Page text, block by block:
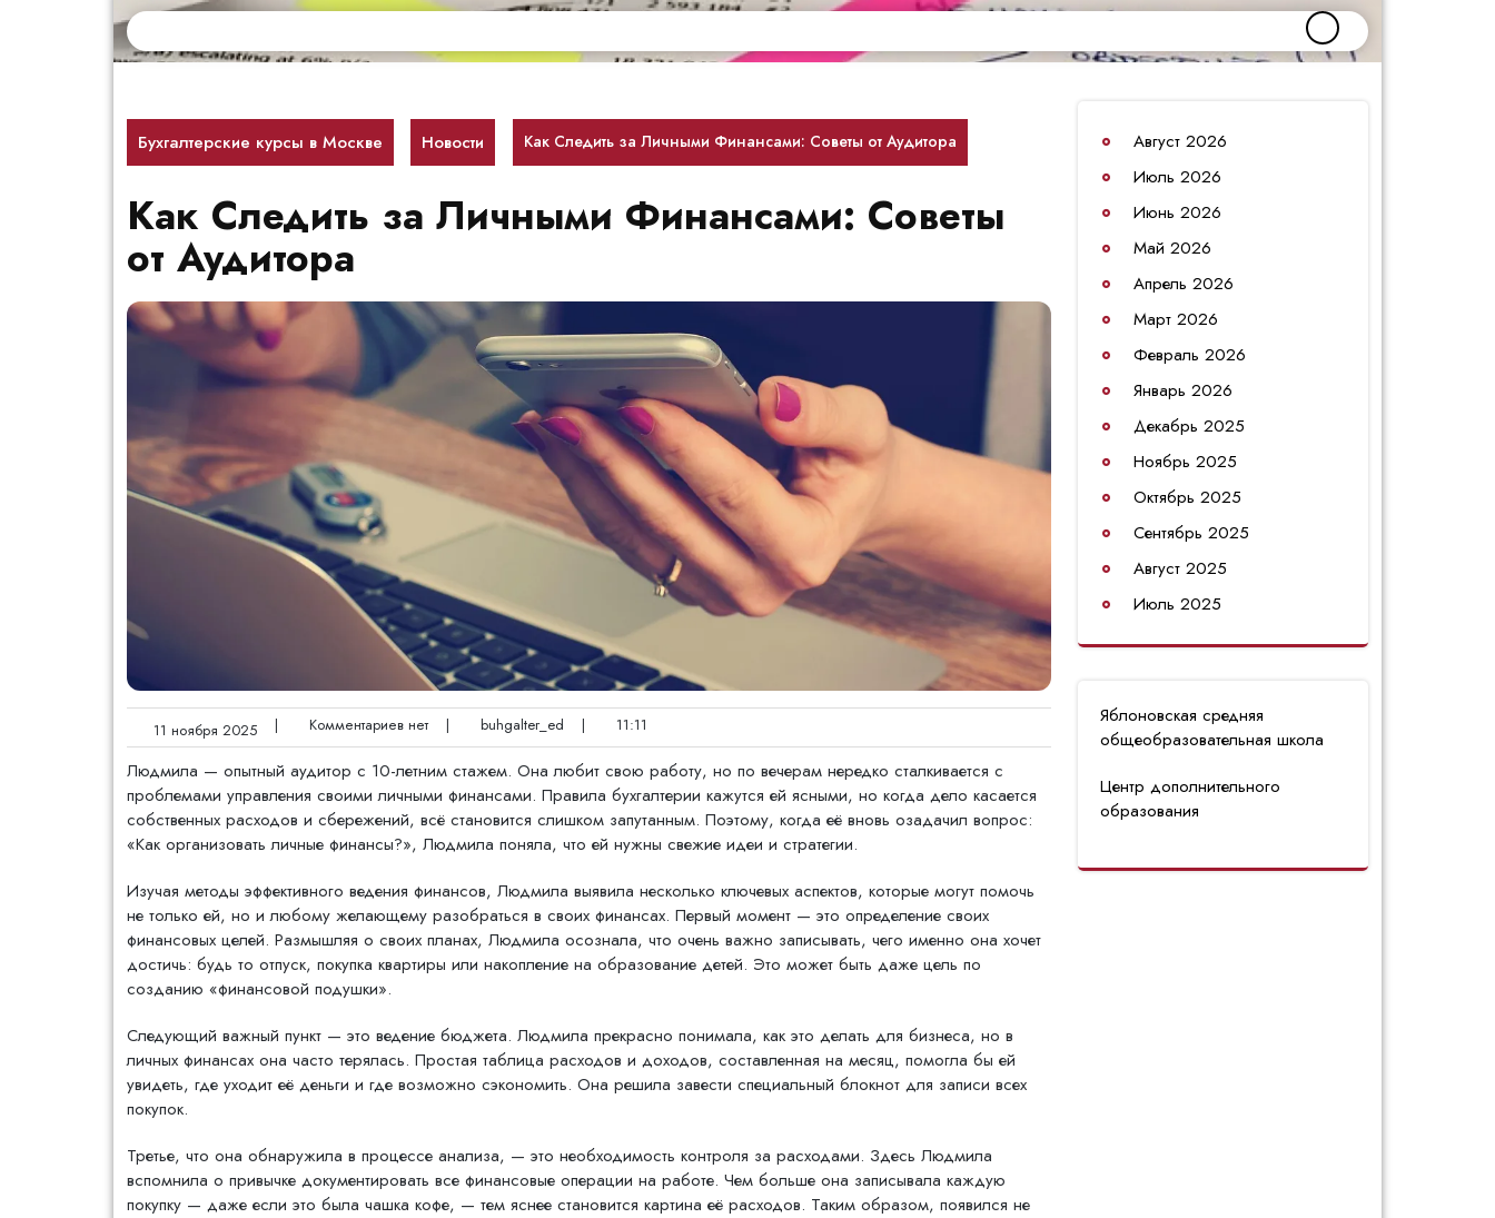
Бухгалтерские курсы в Москве Новости Как Следить за Личными Финансами: Советы от Аудитора
Как Следить за Личными Финансами: Советы
от Аудитора
11 ноября 2025 | Комментариев нет | buhgalter_ed | 11:11
Людмила — опытный аудитор с 10-летним стажем. Она любит свою работу, но по вечерам нередко сталкивается с
проблемами управления своими личными финансами. Правила бухгалтерии кажутся ей ясными, но когда дело касается
собственных расходов и сбережений, всё становится слишком запутанным. Поэтому, когда её вновь озадачил вопрос:
«Как организовать личные финансы?», Людмила поняла, что ей нужны свежие идеи и стратегии.
Изучая методы эффективного ведения финансов, Людмила выявила несколько ключевых аспектов, которые могут помочь
не только ей, но и любому желающему разобраться в своих финансах. Первый момент — это определение своих
финансовых целей. Размышляя о своих планах, Людмила осознала, что очень важно записывать, чего именно она хочет
достичь: будь то отпуск, покупка квартиры или накопление на образование детей. Это может быть даже цель по
созданию «финансовой подушки».
Следующий важный пункт — это ведение бюджета. Людмила прекрасно понимала, как это делать для бизнеса, но в
личных финансах она часто терялась. Простая таблица расходов и доходов, составленная на месяц, помогла бы ей
увидеть, где уходит её деньги и где возможно сэкономить. Она решила завести специальный блокнот для записи всех
покупок.
Третье, что она обнаружила в процессе анализа, — это необходимость контроля за расходами. Здесь Людмила
вспомнила о привычке документировать все финансовые операции на работе. Чем больше она записывала каждую
покупку — даже если это была чашка кофе, — тем яснее становится картина её расходов. Таким образом, появился не
Август 2026
Июль 2026
Июнь 2026
Май 2026
Апрель 2026
Март 2026
Февраль 2026
Январь 2026
Декабрь 2025
Ноябрь 2025
Октябрь 2025
Сентябрь 2025
Август 2025
Июль 2025
Яблоновская средняя
общеобразовательная школа
Центр дополнительного
образования